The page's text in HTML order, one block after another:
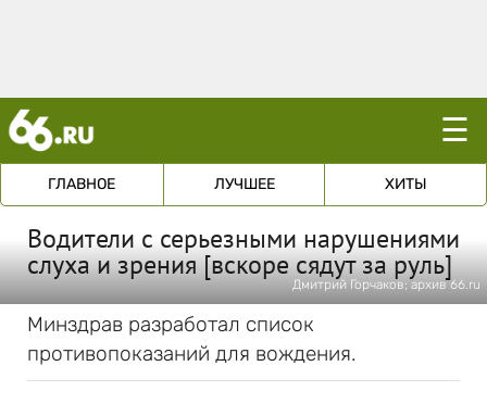
☰
ГЛАВНОЕ ЛУЧШЕЕ ХИТЫ
Водители с серьезными нарушениями
слуха и зрения [вскоре сядут за руль]
Дмитрий Горчаков; архив 66.ru
Минздрав разработал список
противопоказаний для вождения.